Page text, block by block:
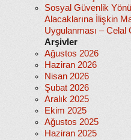
Sosyal Güvenlik
Alacaklarına İlişkin
Uygulanması – Celal
Arşivler
Ağustos 2026
Haziran 2026
Nisan 2026
Şubat 2026
Aralık 2025
Ekim 2025
Ağustos 2025
Haziran 2025